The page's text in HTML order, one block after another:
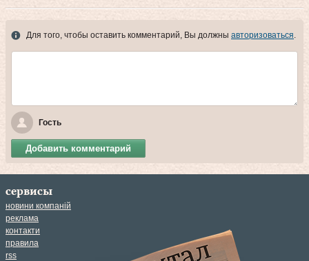
Для того, чтобы оставить комментарий, Вы должны авторизоваться
Гость
Добавить комментарий
сервисы
новини компаній
реклама
контакти
правила
rss